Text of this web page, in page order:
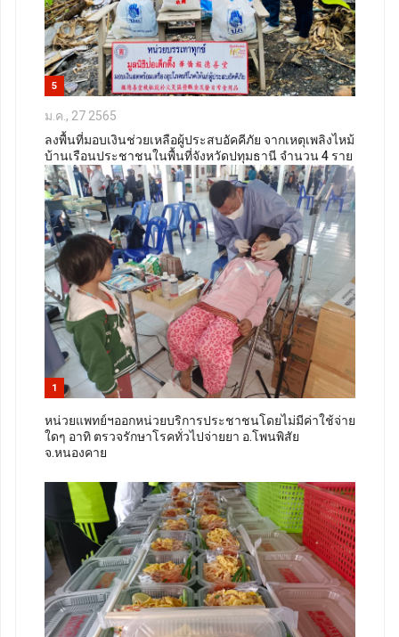
5
ม.ค., 27 2565
ลงพื้นที่มอบเงินช่วยเหลือผู้ประสบอัคคีภัย จากเหตุเพลิงไหม้
บ้านเรือนประชาชนในพื้นที่จังหวัดปทุมธานี จำนวน 4 ราย
1
หน่วยแพทย์ฯออกหน่วยบริการประชาชนโดยไม่มีค่าใช้จ่าย
ใดๆ อาทิ ตรวจรักษาโรคทั่วไปจ่ายยา อ.โพนพิสัย
จ.หนองคาย